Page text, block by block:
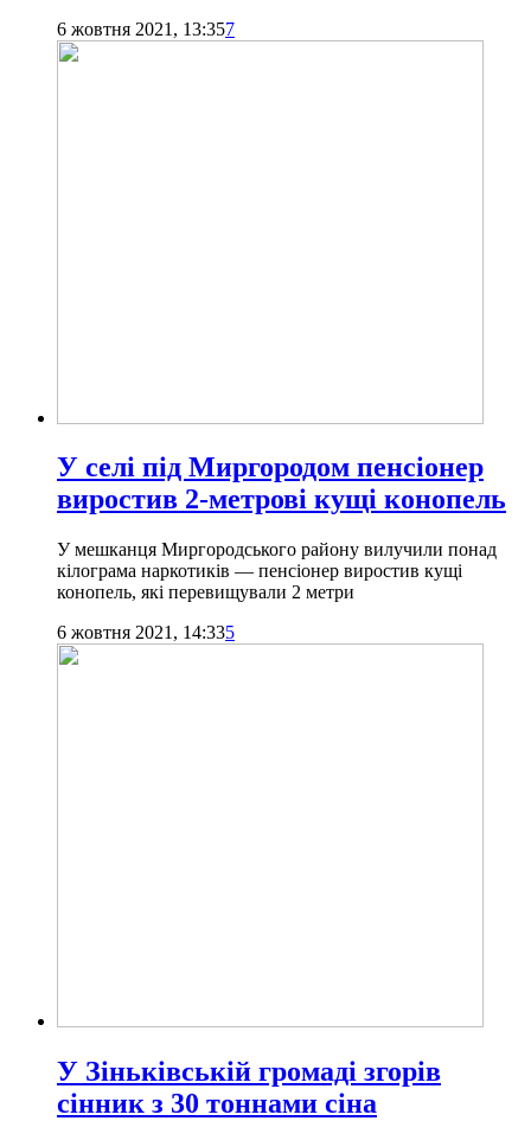
6 жовтня 2021, 13:357
У селі під Миргородом пенсіонер
виростив 2-метрові кущі конопель
У мешканця Миргородського району вилучили понад
кілограма наркотиків — пенсіонер виростив кущі
конопель, які перевищували 2 метри
6 жовтня 2021, 14:335
У Зіньківській громаді згорів
сінник з 30 тоннами сіна